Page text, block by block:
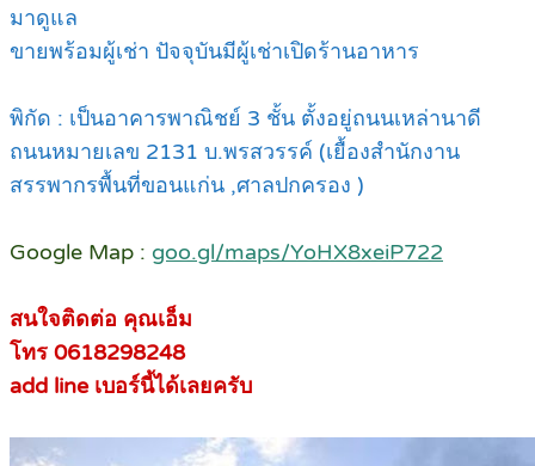
มาดูแล
ขายพร้อมผู้เช่า ปัจจุบันมีผู้เช่าเปิดร้านอาหาร
พิกัด : เป็นอาคารพาณิชย์ 3 ชั้น ตั้งอยู่ถนนเหล่านาดี
ถนนหมายเลข 2131 บ.พรสวรรค์ (เยื้องสำนักงาน
สรรพากรพื้นที่ขอนแก่น ,ศาลปกครอง )
Google Map : goo.gl/maps/YoHX8xeiP722
สนใจติดต่อ คุณเอ็ม
โทร 0618298248
add line เบอร์นี้ได้เลยครับ